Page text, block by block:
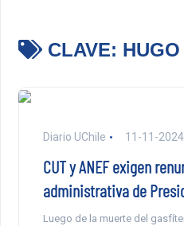
CLAVE:
Diario UChile 11-11-2024
CUT y ANEF exigen
administrativa de
Luego de la muerte del